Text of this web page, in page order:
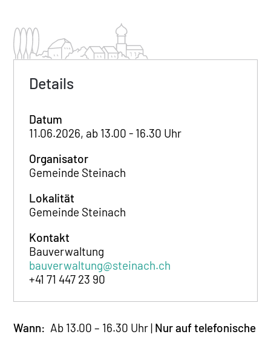
Details
Datum
11.06.2026, ab 13.00 - 16.30 Uhr
Organisator
Gemeinde Steinach
Lokalität
Gemeinde Steinach
Kontakt
Bauverwaltung
bauverwaltung@steinach.ch
+41 71 447 23 90
Wann: Ab 13.00 – 16.30 Uhr | Nur auf telefonische